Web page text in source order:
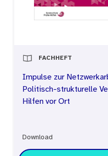
FACHHEFT
Impulse zur
Politisch-strukturelle
Hilfen vor Ort
Download